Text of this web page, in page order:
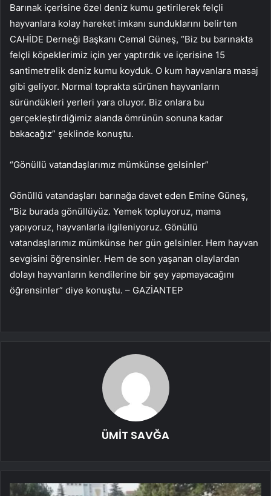
Barınak içerisine özel deniz kumu getirilerek felçli
hayvanlara kolay hareket imkanı sunduklarını belirten
CAHİDE Derneği Başkanı Cemal Güneş, “Biz bu barınakta
felçli köpeklerimiz için yer yaptırdık ve içerisine 15
santimetrelik deniz kumu koyduk. O kum hayvanlara masaj
gibi geliyor. Normal toprakta sürünen hayvanların
süründükleri yerleri yara oluyor. Biz onlara bu
gerçekleştirdiğimiz alanda ömrünün sonuna kadar
bakacağız” şeklinde konuştu.
“Gönüllü vatandaşlarımız mümkünse gelsinler”
Gönüllü vatandaşları barınağa davet eden Emine Güneş,
“Biz burada gönüllüyüz. Yemek topluyoruz, mama
yapıyoruz, hayvanlarla ilgileniyoruz. Gönüllü
vatandaşlarımız mümkünse her gün gelsinler. Hem hayvan
sevgisini öğrensinler. Hem de son yaşanan olaylardan
dolayı hayvanların kendilerine bir şey yapmayacağını
öğrensinler” diye konuştu. – GAZİANTEP
ÜMİT SAVĞA